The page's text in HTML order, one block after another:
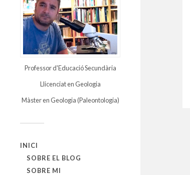
Professor d'Educació Secundària
Llicenciat en Geologia
Màster en Geologia (Paleontologia)
INICI
SOBRE EL BLOG
SOBRE MI